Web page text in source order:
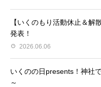
【いくのもり活動休止＆解
発表！
2026.06.06
いくのの日presents！神社
～